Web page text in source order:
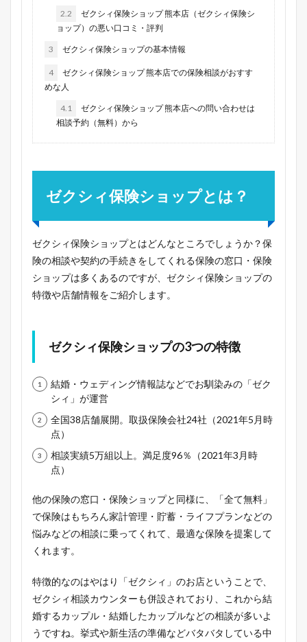
2.2
ゼクシィ保険ショップ 熊本店（ゼクシィ保険シ
ョップ）の悪い口コミ・評判
3 ゼクシィ保険ショップの基本情報
4
ゼクシィ保険ショップ 熊本店での保険相談がおすす
めな人
4.1
ゼクシィ保険ショップ 熊本店への問い合わせは
相談予約（無料）から
ゼクシィ保険ショップとは？
ゼクシィ保険ショップとはどんなところでしょうか？保
険の相談や契約の手続きをしてくれる保険の窓口・保険
ショップは多くあるのですが、ゼクシィ保険ショップの
特徴や店舗情報をご紹介します。
ゼクシィ保険ショップの3つの特徴
結婚・ウェディング情報誌などでお馴染みの「ゼク
シィ」が運営
全国38店舗展開。取扱保険会社24社（2021年5月時
点）
相談実績5万組以上。満足度96％（2021年3月時
点）
他の保険の窓口・保険ショップと同様に、「全て無料」
で保険はもちろん家計管理・貯蓄・ライフプランなどの
悩みなどの相談に乗ってくれて、最適な保険を提案して
くれます。
特徴的なのはやはり「ゼクシィ」のお店ということで、
ゼクシィ相談カウンターも併設されており、これから結
婚するカップル・結婚したカップルなどの相談が多いよ
うですね。挙式や新生活の準備などバタバタしている中